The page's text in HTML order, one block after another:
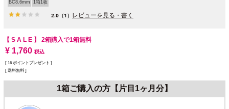
BC8.6mm 1箱1枚
2.0 （1） レビューを見る・書く
【 S A L E 】 2箱購入で1箱無料
¥ 1,760 税込
[ 16 ポイントプレゼント ]
送料無料
1箱ご購入の方【片目1ヶ月分】